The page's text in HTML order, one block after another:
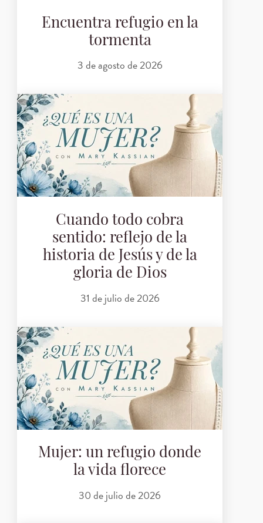
Encuentra refugio en la
tormenta
3 de agosto de 2026
Cuando todo cobra
sentido: reflejo de la
historia de Jesús y de la
gloria de Dios
31 de julio de 2026
Mujer: un refugio donde
la vida florece
30 de julio de 2026